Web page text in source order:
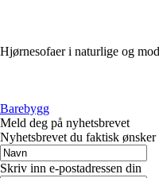
Hjørnesofaer i naturlige og
Barebygg
Meld deg på nyhetsbrevet
Nyhetsbrevet du faktisk ønsker
Skriv inn e-postadressen din